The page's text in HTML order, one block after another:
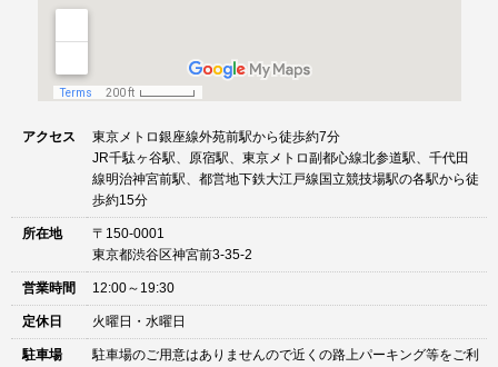
アクセス
東京メトロ銀座線外苑前駅から徒歩約7分
JR千駄ヶ谷駅、原宿駅、東京メトロ副都心線北参道駅、千代田
線明治神宮前駅、都営地下鉄大江戸線国立競技場駅の各駅から徒
歩約15分
所在地
〒150-0001
東京都渋谷区神宮前3-35-2
営業時間 12:00～19:30
定休日 火曜日・水曜日
駐車場
駐車場のご用意はありませんので近くの路上パーキング等をご利